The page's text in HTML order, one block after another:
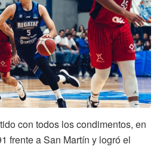
con todos los condimentos, en
frente a San Martín y logró el